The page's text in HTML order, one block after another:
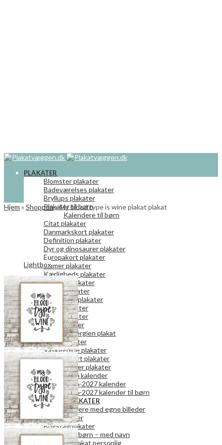
PLAKATER
Blomster plakater
Badeværelses plakater
Bryllups plakater
Plakater til børn
Kalendere til børn
Citat plakater
Danmarkskort plakater
Definition plakater
Dyr og dinosaurer plakater
Europakort plakater
Gamer plakater
Kærligheds plakater
Køkken plakater
Kunst plakater
Mor og Far plakater
Natur plakater
Retro plakater
Rum plakater
Spar på energien plakat
Teen plakater
Vaskeguide plakater
Verdenskort plakater
Vægkalender plakater
2026 kalender
2026-2027 kalender
2026-2027 kalender til børn
PERSONLIGE PLAKATER
Fotokalendere med egne billeder
Fotoplakater
Bogstavplakater
Plakater til børn – med navn
Danmark plakat personlig
Hjem » Shoppen»My blood type is wine plakat plakat
Lightbox